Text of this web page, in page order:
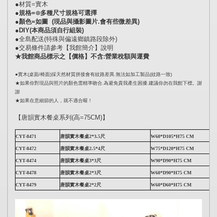
●材質=實木
●規格=⊙多種尺寸規格可選擇
●顏色=如圖 (現品與攝影圖片.會有些微差異)
●DIY(本商品須自行組裝)
●全島配送(特殊與偏遠鄉鎮路段除外)
●交易條件請參考【我館簡介】說明
★我館商品標示之【價格】不含:營業稅額與運費
●實木(桌面/椅面)採天然材質拼接會有紋路差異.無法如加工製品(紋路一致)
★如果你對現品與照片的顏色需精準吻合.為避免貴我產生困擾.建議你勿在我館下標。謝
謝
★如果在意細節的人，就不適合喔！
【唐韻實木餐桌系列(高=75CM)】
CYT-8471 唐韻實木餐桌2*3.5尺 W60*D105*H75 CM
CYT-8472 唐韻實木餐桌2.5*4尺 W75*D120*H75 CM
CYT-8474 唐韻實木餐桌3*3尺 W90*D90*H75 CM
CYT-8478 唐韻實木餐桌2*3尺 W60*D90*H75 CM
CYT-8479 唐韻實木餐桌2*2尺 W60*D60*H75 CM